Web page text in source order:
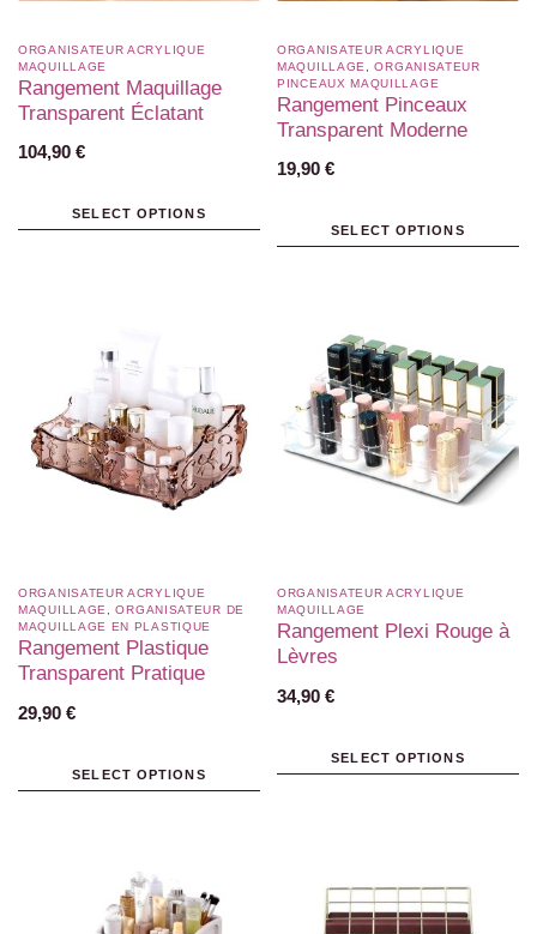
ORGANISATEUR ACRYLIQUE
MAQUILLAGE
Rangement Maquillage
Transparent Éclatant
104,90 €
SELECT OPTIONS
ORGANISATEUR ACRYLIQUE
MAQUILLAGE
,ORGANISATEUR
PINCEAUX MAQUILLAGE
Rangement Pinceaux
Transparent Moderne
19,90 €
SELECT OPTIONS
ORGANISATEUR ACRYLIQUE
MAQUILLAGE,ORGANISATEUR DE
MAQUILLAGE EN PLASTIQUE​
Rangement Plastique
Transparent Pratique
29,90 €
SELECT OPTIONS
ORGANISATEUR ACRYLIQUE
MAQUILLAGE
Rangement Plexi Rouge à
Lèvres
34,90 €
SELECT OPTIONS